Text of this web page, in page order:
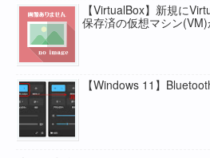
【VirtualBox】新規に
保存済の仮想マシン
【Windows 11】